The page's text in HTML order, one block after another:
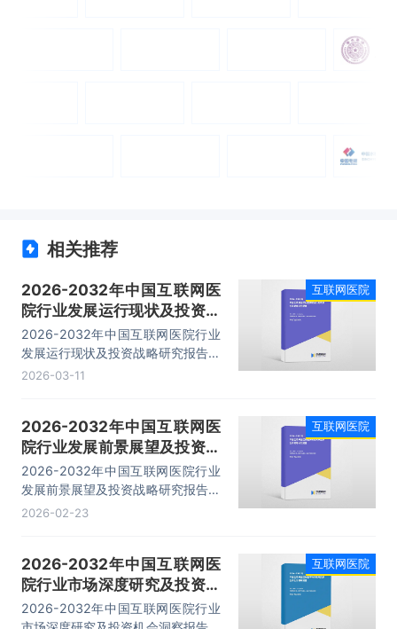
相关推荐
2026-2032年中国互联网医
院行业发展运行现状及投资战
略研究报告
2026-2032年中国互联网医院行业
发展运行现状及投资战略研究报告，
主要包括行业商业模式分析、医院升
2026-03-11
互联网医院
2026-2032年中国互联网医
院行业发展前景展望及投资战
略研究报告
2026-2032年中国互联网医院行业
发展前景展望及投资战略研究报告，
主要包括行业竞争状态及市场格局分
2026-02-23
互联网医院
2026-2032年中国互联网医
院行业市场深度研究及投资机
会洞察报告
2026-2032年中国互联网医院行业
互联网医院